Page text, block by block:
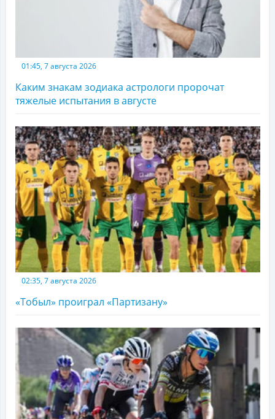
01:45, 7 августа 2026
Каким знакам зодиака астрологи пророчат
тяжелые испытания в августе
02:35, 7 августа 2026
«Тобыл» проиграл «Партизану»